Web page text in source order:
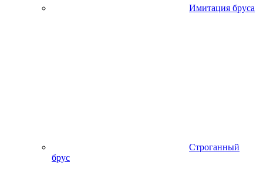
Имитация бруса
Строганный
брус